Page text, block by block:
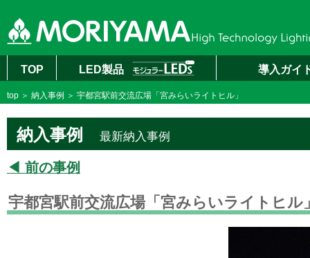
TOP LED製品 導入ガイ
top ＞ 納入事例 ＞ 宇都宮駅前交流広場「宮みらいライトヒル」
納入事例 最新納入事例
◀ 前の事例
宇都宮駅前交流広場「宮みらいライトヒル